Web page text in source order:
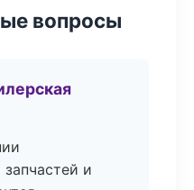
вопросы
и